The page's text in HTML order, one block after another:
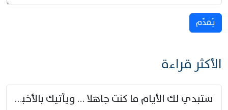
يُقدِّم
الأكثر قراءة
ستبدي لك الأيام ما كنت جاهلا … ويأتيك بالأخبار من لم تزوّد